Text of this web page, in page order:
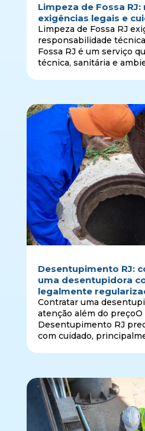
Limpeza de Fossa
exigências legais e
Limpeza de Fossa RJ
responsabilidade
Fossa RJ é um serviço
técnica, sanitária e
Desentupimento RJ:
uma desentupidora
legalmente
Contratar uma
atenção além do preçoO
Desentupimento RJ
com cuidado,